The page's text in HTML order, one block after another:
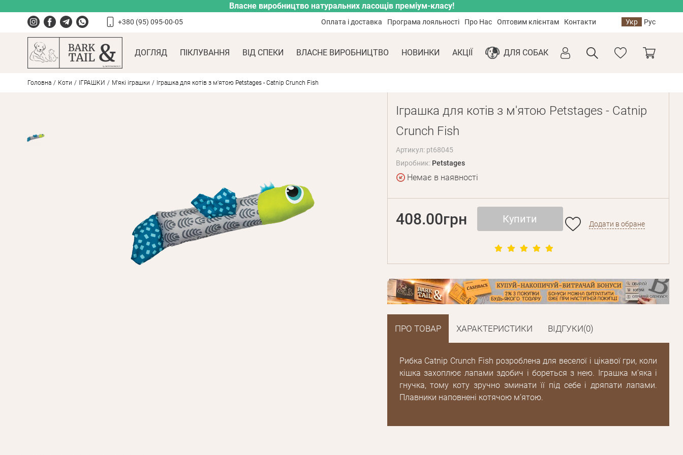
Власне виробництво натуральних ласощів преміум-класу!
+380 (95) 095-00-05 Оплата і доставка Програма лояльності Про Нас Оптовим клієнтам Контакти Укр Рус
ДОГЛЯД ПІКЛУВАННЯ ВІД СПЕКИ ВЛАСНЕ ВИРОБНИЦТВО НОВИНКИ АКЦІЇ ДЛЯ СОБАК
Головна Коти ІГРАШКИ М'які іграшки Іграшка для котів з м'ятою Petstages - Catnip Crunch Fish
Іграшка для котів з м'ятою Petstages - Catnip
Crunch Fish
Артикул: pt68045
Виробник: Petstages
Немає в наявності
408.00грн Купити Додати в обране
ПРО ТОВАР ХАРАКТЕРИСТИКИ ВІДГУКИ(0)
Рибка Catnip Crunch Fish розроблена для веселої і цікавої гри, коли
кішка захоплює лапами здобич і бореться з нею. Іграшка м’яка і
гнучка, тому коту зручно зминати її під себе і дряпати лапами.
Плавники наповнені котячою м’ятою.